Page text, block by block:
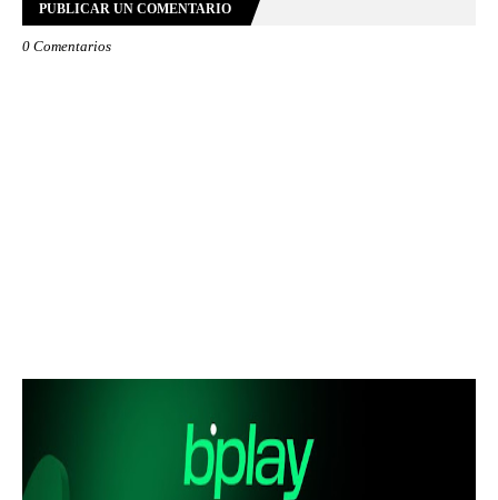
PUBLICAR UN COMENTARIO
0 Comentarios